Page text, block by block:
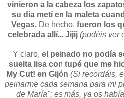
vinieron a la cabeza los
su día metí en la maleta
Vegas. De hecho, fueron los
celebrada allí... Jijij (podéis ver
Y claro, el peinado no podía
suelta lisa con tupé que me
My Cut! en Gijón (Si recordáis,
peinarme cada semana para mi
de María"; es más, ya os